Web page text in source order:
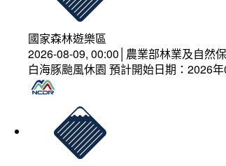
國家森林遊樂區
2026-08-09, 00:00│農業部林業及自然
白海豚颱風休園 預計開始日期：2026